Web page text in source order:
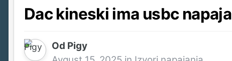
Dac kineski ima usbc
Od Pigy